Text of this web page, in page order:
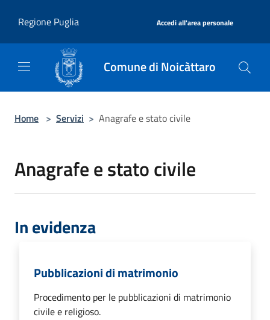
Regione Puglia
Accedi all'area personale
Comune di Noicàttaro
Home > Servizi > Anagrafe e stato civile
Anagrafe e stato civile
In evidenza
Pubblicazioni di matrimonio
Procedimento per le pubblicazioni di matrimonio
civile e religioso.